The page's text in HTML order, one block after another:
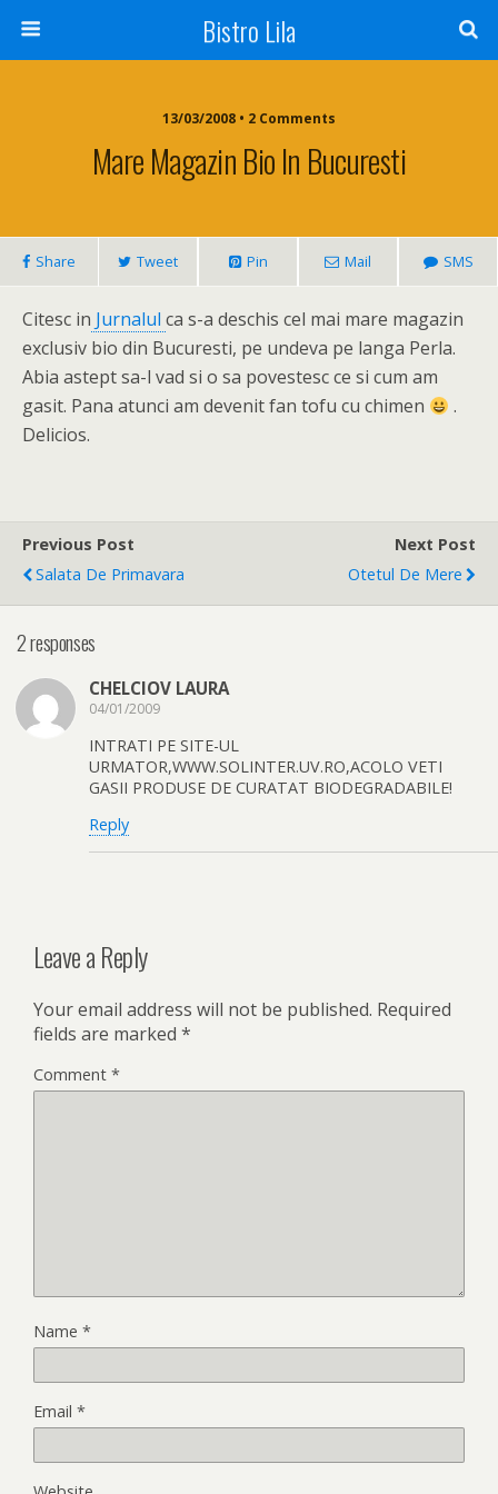
Bistro Lila
13/03/2008 • 2 Comments
Mare Magazin Bio In Bucuresti
Share Tweet Pin Mail SMS
Citesc in Jurnalul ca s-a deschis cel mai mare magazin
exclusiv bio din Bucuresti, pe undeva pe langa Perla.
Abia astept sa-l vad si o sa povestesc ce si cum am
gasit. Pana atunci am devenit fan tofu cu chimen
.
Delicios.
Previous Post
Salata De Primavara
Next Post
Otetul De Mere
2 responses
CHELCIOV LAURA
04/01/2009
INTRATI PE SITE-UL
URMATOR,WWW.SOLINTER.UV.RO,ACOLO VETI
GASII PRODUSE DE CURATAT BIODEGRADABILE!
Reply
Leave a Reply
Your email address will not be published. Required
fields are marked *
Comment *
Name *
Email *